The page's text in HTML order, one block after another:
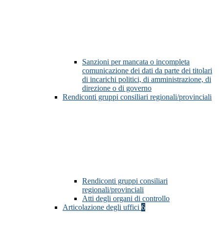
Sanzioni per mancata o incompleta
comunicazione dei dati da parte dei titolari
di incarichi politici, di amministrazione, di
direzione o di governo
Rendiconti gruppi consiliari regionali/provinciali
Rendiconti gruppi consiliari
regionali/provinciali
Atti degli organi di controllo
Articolazione degli uffici 6